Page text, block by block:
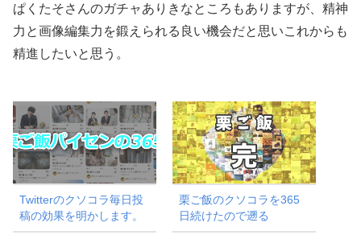
ぱくたそさんのガチャありきなところもありますが、精神
力と画像編集力を鍛えられる良い機会だと思いこれからも
精進したいと思う。
Twitterのクソコラ毎日投
稿の効果を明かします。
栗ご飯のクソコラを365
日続けたので遡る